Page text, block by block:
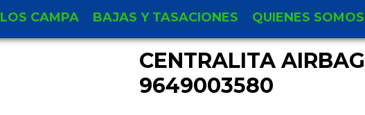
CAMPA BAJAS Y TASACIONES QUIENES SOMOS
CENTRALITA AIRBAG
9649003580